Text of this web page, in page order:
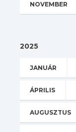
NOVEMBER
2025
JANUÁR
ÁPRILIS
AUGUSZTUS